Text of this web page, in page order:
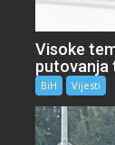
Visoke
putovanja
BiH Vijesti